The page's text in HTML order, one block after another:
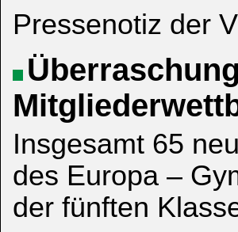
Pressenotiz der
Insgesamt 65
des Europa –
der fünften